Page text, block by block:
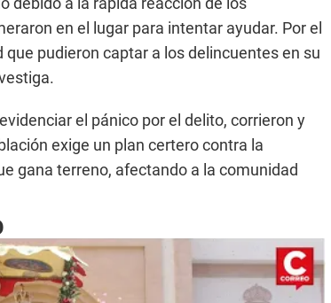
en el lugar para intentar ayudar. Por el
que pudieron captar a los delincuentes en su
el pánico por el delito, corrieron y
exige un plan certero contra la
gana terreno, afectando a la comunidad